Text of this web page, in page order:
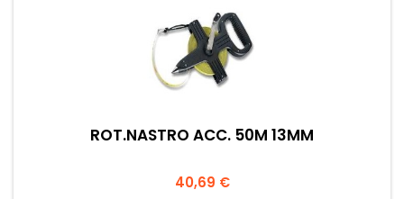
ROT.NASTRO ACC. 50M 13MM
Prezzo
40,69 €